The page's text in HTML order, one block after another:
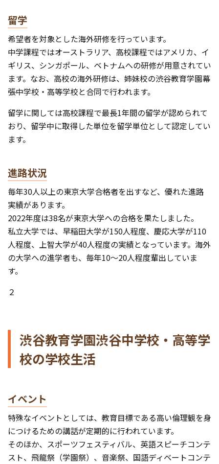
留学
希望者を対象とした海外研修を行っています。
中学課程ではオーストラリア、高校課程ではアメリカ、イ
ギリス、シンガポール、ベトナムへの研修が用意されてい
ます。なお、高校の海外研修は、姉妹校の渋谷教育学園幕
張中学校・高等学校と合同で行われます。
留学に関しては高校課程で最長1年間の留学が認められて
おり、留学中に取得した単位を留学単位として認定してい
ます。
進路状況
毎年30人以上の東京大学合格者を出すなど、優れた進路
実績があります。
2022年度は38名が東京大学への合格を果たしました。
私立大学では、早稲田大学が150人程度、慶応大学が110
人程度、上智大学が40人程度の実績となっています。海外
の大学への進学者も、毎年10～20人程度輩出していま
す。
２
渋谷教育学園渋谷中学校・高等学
校の学校生活
イベント
特殊なイベントとしては、教育目標である高い倫理観を身
につけるための講話が定期的に行われています。
そのほか、スポーツフェスティバル、英語スピーチコンテ
スト、飛龍祭（学園祭）、音楽祭、国語ディベートコンテ